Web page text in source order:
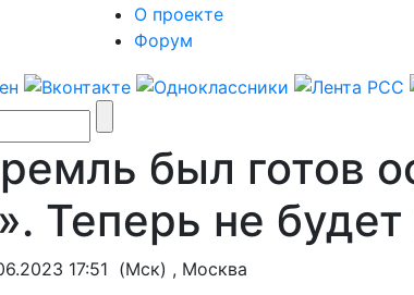
О проекте
Форум
был готов
Теперь не будет
17:51 (Мск) , Москва